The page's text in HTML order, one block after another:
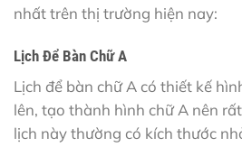
nhất trên thị trường hiện nay:
Lịch Để Bàn Chữ A
Lịch để bàn chữ A có thiết kế
lên, tạo thành hình chữ A nên
lịch này thường có kích thước